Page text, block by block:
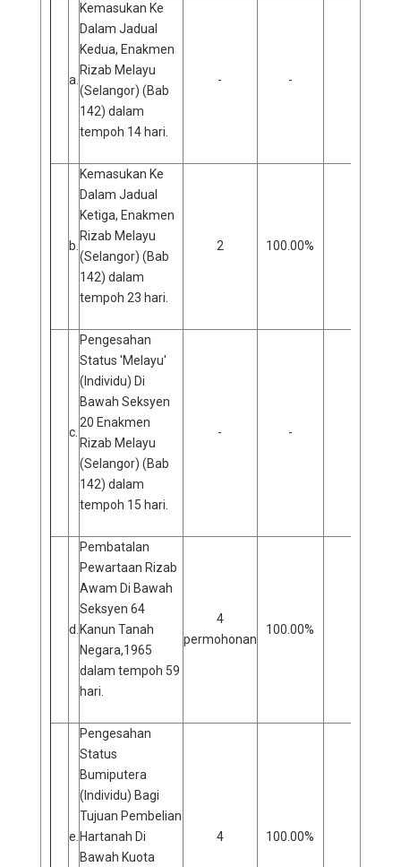
a.
Kemasukan Ke
Dalam Jadual
Kedua, Enakmen
Rizab Melayu
(Selangor) (Bab
142) dalam
tempoh 14 hari.
- -
b.
Kemasukan Ke
Dalam Jadual
Ketiga, Enakmen
Rizab Melayu
(Selangor) (Bab
142) dalam
tempoh 23 hari.
2 100.00%
c.
Pengesahan
Status 'Melayu'
(Individu) Di
Bawah Seksyen
20 Enakmen
Rizab Melayu
(Selangor) (Bab
142) dalam
tempoh 15 hari.
- -
d.
Pembatalan
Pewartaan Rizab
Awam Di Bawah
Seksyen 64
Kanun Tanah
Negara,1965
dalam tempoh 59
hari.
4
permohonan
100.00%
e.
Pengesahan
Status
Bumiputera
(Individu) Bagi
Tujuan Pembelian
Hartanah Di
Bawah Kuota
4 100.00%